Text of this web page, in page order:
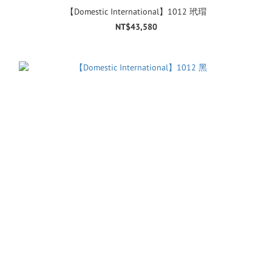
【Domestic International】1012 玳瑁
NT$43,580